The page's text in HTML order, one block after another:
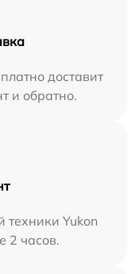
доставит
и обратно.
техники Yukon
2 часов.